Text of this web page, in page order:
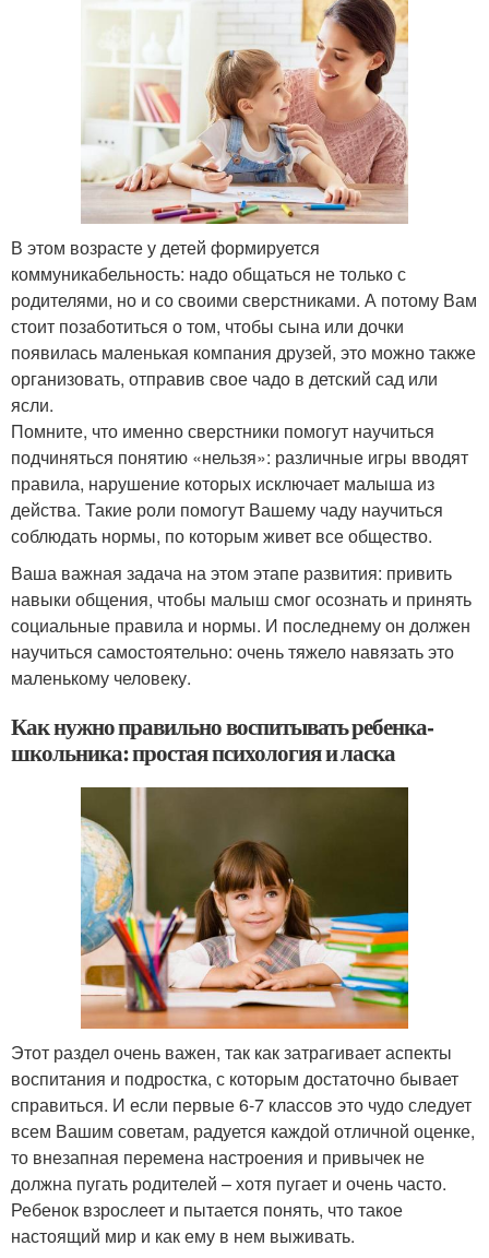
В этом возрасте у детей формируется
коммуникабельность: надо общаться не только с
родителями, но и со своими сверстниками. А потому Вам
стоит позаботиться о том, чтобы сына или дочки
появилась маленькая компания друзей, это можно также
организовать, отправив свое чадо в детский сад или
ясли.
Помните, что именно сверстники помогут научиться
подчиняться понятию «нельзя»: различные игры вводят
правила, нарушение которых исключает малыша из
действа. Такие роли помогут Вашему чаду научиться
соблюдать нормы, по которым живет все общество.
Ваша важная задача на этом этапе развития: привить
навыки общения, чтобы малыш смог осознать и принять
социальные правила и нормы. И последнему он должен
научиться самостоятельно: очень тяжело навязать это
маленькому человеку.
Как нужно правильно воспитывать ребенка-
школьника: простая психология и ласка
Этот раздел очень важен, так как затрагивает аспекты
воспитания и подростка, с которым достаточно бывает
справиться. И если первые 6-7 классов это чудо следует
всем Вашим советам, радуется каждой отличной оценке,
то внезапная перемена настроения и привычек не
должна пугать родителей – хотя пугает и очень часто.
Ребенок взрослеет и пытается понять, что такое
настоящий мир и как ему в нем выживать.